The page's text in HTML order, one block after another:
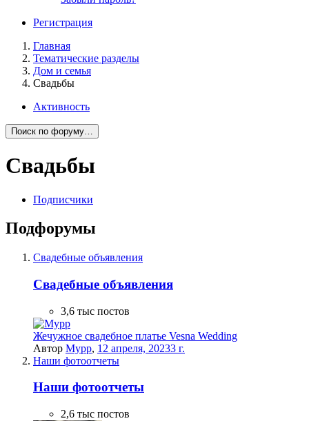
Регистрация
Главная
Тематические разделы
Дом и семья
Свадьбы
Активность
Поиск по форуму…
Свадьбы
Подписчики
Подфорумы
Свадебные объявления
Свадебные объявления
3,6 тыс постов
Жечужное свадебное платье Vesna Wedding
Автор Мурр, 12 апреля, 20233 г.
Наши фотоотчеты
Наши фотоотчеты
2,6 тыс постов